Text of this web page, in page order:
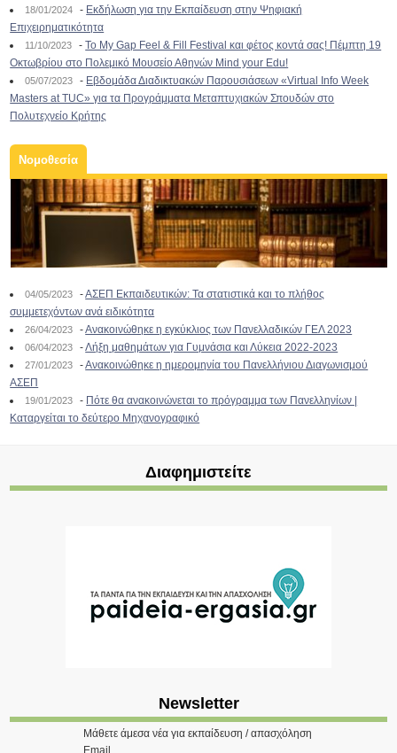
18/01/2024 - Εκδήλωση για την Εκπαίδευση στην Ψηφιακή
Επιχειρηματικότητα
11/10/2023 -To My Gap Feel & Fill Festival και φέτος κοντά σας! Πέμπτη 19
Οκτωβρίου στο Πολεμικό Μουσείο Αθηνών Mind your Edu!
05/07/2023 - Εβδομάδα Διαδικτυακών Παρουσιάσεων «Virtual Info Week
Masters at TUC» για τα Προγράμματα Μεταπτυχιακών Σπουδών στο
Πολυτεχνείο Κρήτης
Νομοθεσία
04/05/2023 -ΑΣΕΠ Εκπαιδευτικών: Τα στατιστικά και το πλήθος
συμμετεχόντων ανά ειδικότητα
26/04/2023 -Ανακοινώθηκε η εγκύκλιος των Πανελλαδικών ΓΕΛ 2023
06/04/2023 -Λήξη μαθημάτων για Γυμνάσια και Λύκεια 2022-2023
27/01/2023 -Ανακοινώθηκε η ημερομηνία του Πανελλήνιου Διαγωνισμού
ΑΣΕΠ
19/01/2023 - Πότε θα ανακοινώνεται το πρόγραμμα των Πανελληνίων |
Καταργείται το δεύτερο Μηχανογραφικό
Διαφημιστείτε
Newsletter
Μάθετε άμεσα νέα για εκπαίδευση / απασχόληση
Email